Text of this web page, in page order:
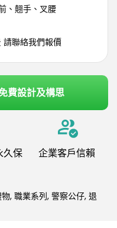
、翹手、叉腰
聯絡我們報價
費設計及構思
久保
企業客戶信賴
, 職業系列, 警察公仔, 退